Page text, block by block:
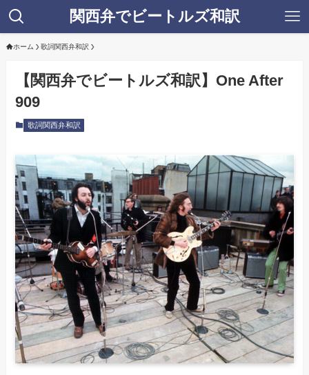
関西弁でビートルズ和訳
ホーム 歌詞関西弁和訳
【関西弁でビートルズ和訳】One After
909
歌詞関西弁和訳